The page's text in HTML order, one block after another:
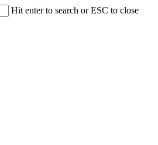
Hit enter to search or ESC to close